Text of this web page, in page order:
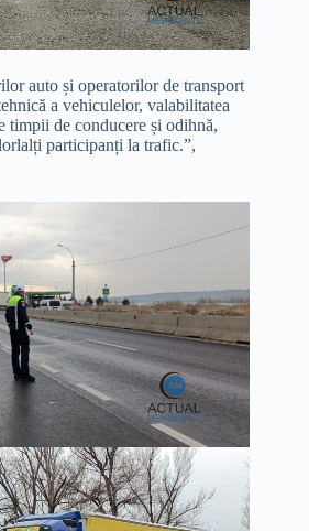
auto și operatorilor de transport
a vehiculelor, valabilitatea
timpii de conducere și odihnă,
participanți la trafic.”,